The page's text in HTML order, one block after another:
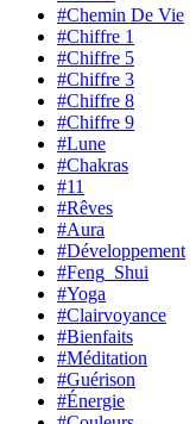
#Chemin De Vie
#Chiffre 1
#Chiffre 5
#Chiffre 3
#Chiffre 8
#Chiffre 9
#Lune
#Chakras
#11
#Rêves
#Aura
#Développement
#Feng_Shui
#Yoga
#Clairvoyance
#Bienfaits
#Méditation
#Guérison
#Énergie